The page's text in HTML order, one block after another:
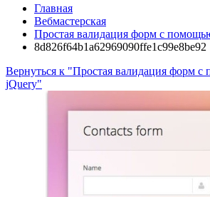
Главная
Вебмастерская
Простая валидация форм с
8d826f64b1a62969090ffe1c99e8be92
Вернуться к "Простая валидация форм
jQuery"